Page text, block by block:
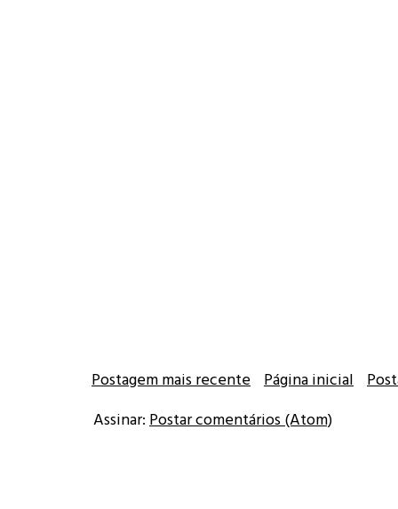
Postagem mais recente Página inicial
Assinar: Postar comentários (Atom)